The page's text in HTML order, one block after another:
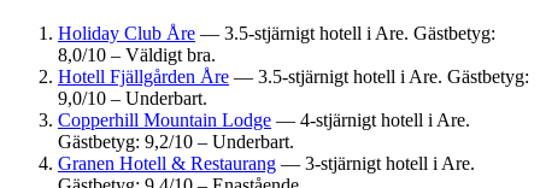
Holiday Club Åre — 3.5-stjärnigt hotell i Are. Gästbetyg:
8,0/10 – Väldigt bra.
Hotell Fjällgården Åre — 3.5-stjärnigt hotell i Are. Gästbetyg:
9,0/10 – Underbart.
Copperhill Mountain Lodge — 4-stjärnigt hotell i Are.
Gästbetyg: 9,2/10 – Underbart.
Granen Hotell & Restaurang — 3-stjärnigt hotell i Are.